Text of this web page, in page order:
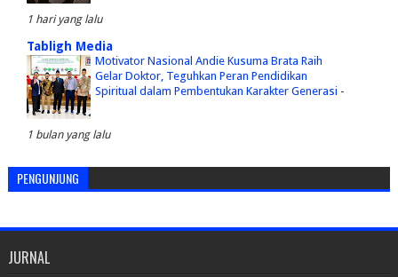
1 hari yang lalu
Tabligh Media
Motivator Nasional Andie Kusuma Brata Raih
Gelar Doktor, Teguhkan Peran Pendidikan
Spiritual dalam Pembentukan Karakter Generasi -
1 bulan yang lalu
PENGUNJUNG
JURNAL